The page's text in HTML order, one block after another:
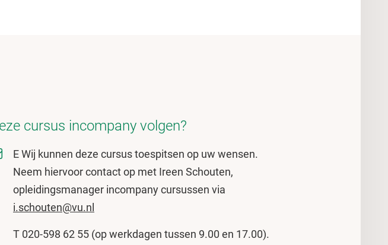
cursus incompany volgen?
E Wij kunnen deze cursus toespitsen op uw wensen.
Neem hiervoor contact op met Ireen Schouten,
opleidingsmanager incompany cursussen via
i.schouten@vu.nl
T 020-598 62 55 (op werkdagen tussen 9.00 en 17.00).